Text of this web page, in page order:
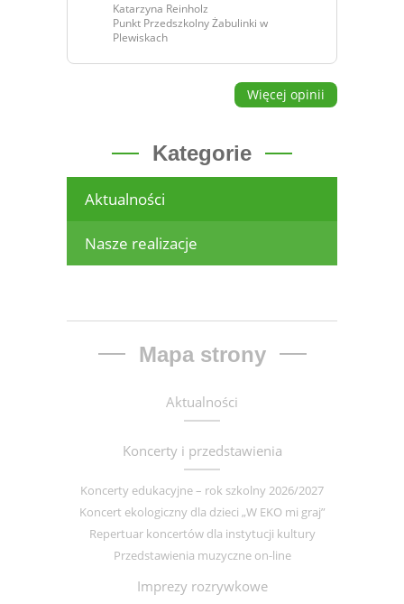
Katarzyna Reinholz
Punkt Przedszkolny Żabulinki w
Plewiskach
Więcej opinii
Kategorie
Aktualności
Nasze realizacje
Mapa strony
Aktualności
Koncerty i przedstawienia
Koncerty edukacyjne – rok szkolny 2026/2027
Koncert ekologiczny dla dzieci „W EKO mi graj”
Repertuar koncertów dla instytucji kultury
Przedstawienia muzyczne on-line
Imprezy rozrywkowe